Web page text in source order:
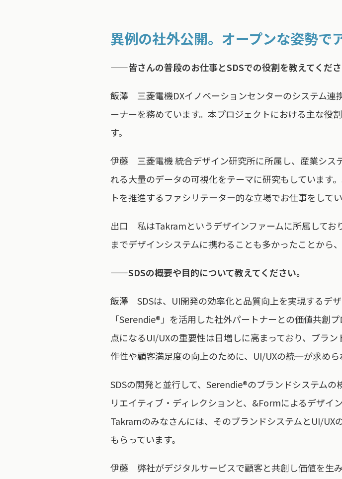
異例の社外公開。オープンな姿勢で
——皆さんの普段のお仕事とSDSでの役割を教えてくださ
飯澤 三菱電機DXイノベーションセンターのシステム連
ーナーを務めています。本プロジェクトにおける主な役
す。
伊藤 三菱電機 統合デザイン研究所に所属し、産業シス
れる大量のデータの可視化をテーマに研究もしています
トを推進するファシリテーター的な立場でお仕事をしてい
出口 私はTakramというデザインファームに所属してお
までデザインシステムに携わることも多かったことから
——SDSの概要や目的について教えてください。
飯澤 SDSは、UI開発の効率化と品質向上を実現するデ
「Serendie®」を活用した社外パートナーとの価値共創
点になるUI/UXの重要性は日増しに高まっており、ブラ
作性や顧客満足度の向上のために、UI/UXの統一が求めら
SDSの開発と並行して、Serendie®のブランドシステム
リエイティブ・ディレクションと、&Formによるデザイ
Takramのみなさんには、そのブランドシステムとUI/UX
もらっています。
伊藤 弊社がデジタルサービスで顧客と共創し価値を生